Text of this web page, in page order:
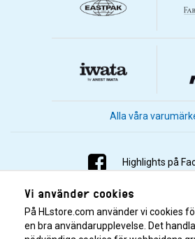
Alla våra
Highlights på
Highlights på
Highlights på
Vi använder cookies
På HLstore.com använder vi cookies
en bra användarupplevelse. Det